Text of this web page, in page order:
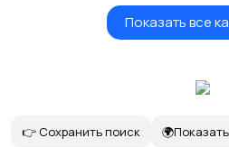
Показать все
👉 Сохранить поиск